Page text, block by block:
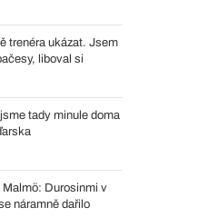
trenéra ukázat. Jsem
liboval si
tady minule doma
Malmö: Durosinmi v
náramně dařilo